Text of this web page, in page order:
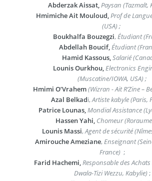
Abderzak Aissat,Paysan (Tazmalt,
Hmimiche Ait Mouloud,Prof de
(USA) ;
Boukhalfa Bouzegzi, Étudiant
Abdellah Boucif,Étudiant
Hamid Kassous,Salarié
Lounis Ourkhou,Electronics
(Muscatine/IOWA, USA) ;
Hmimi O’Vrahem(Wizran - Ait R’Zine –
Azal Belkadi,Artiste kabyle (Paris,
Patrice Lounas,Mondial Assistance
Hassen Yahi, Chomeur
Lounis Massi,Agent de sécurité
Amirouche Ameziane, Enseignant
France) ;
Farid Hachemi,Responsable des
Dwala-Tizi Wezzu, Kabylie) ;